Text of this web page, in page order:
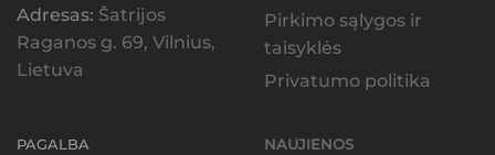
Adresas: Šatrijos
Raganos g. 69, Vilnius,
Lietuva
Pirkimo sąlygos ir
taisyklės
Privatumo politika
PAGALBA NAUJIENOS